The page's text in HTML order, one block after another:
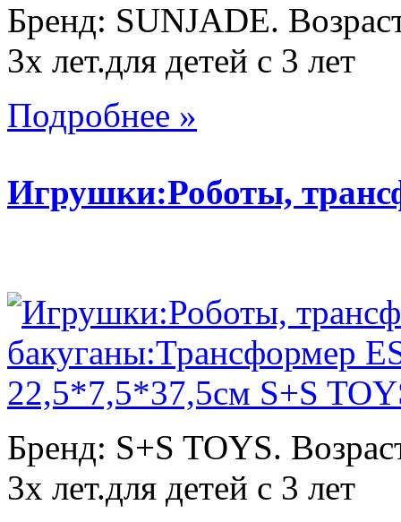
Бренд: SUNJADE.
3х лет.для детей с 3 лет
Подробнее »
Игрушки:Роботы,
Бренд: S+S TOYS.
3х лет.для детей с 3 лет